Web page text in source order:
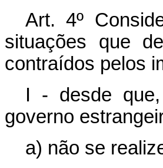
Art. 4º
situações que
contraídos pelos
I - desde
governo
a) não se